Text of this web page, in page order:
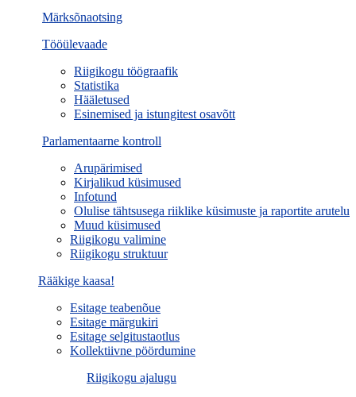
Märksõnaotsing
Tööülevaade
Riigikogu töögraafik
Statistika
Hääletused
Esinemised ja istungitest osavõtt
Parlamentaarne kontroll
Arupärimised
Kirjalikud küsimused
Infotund
Olulise tähtsusega riiklike küsimuste ja raportite arutelu
Muud küsimused
Riigikogu valimine
Riigikogu struktuur
Rääkige kaasa!
Esitage teabenõue
Esitage märgukiri
Esitage selgitustaotlus
Kollektiivne pöördumine
Riigikogu ajalugu